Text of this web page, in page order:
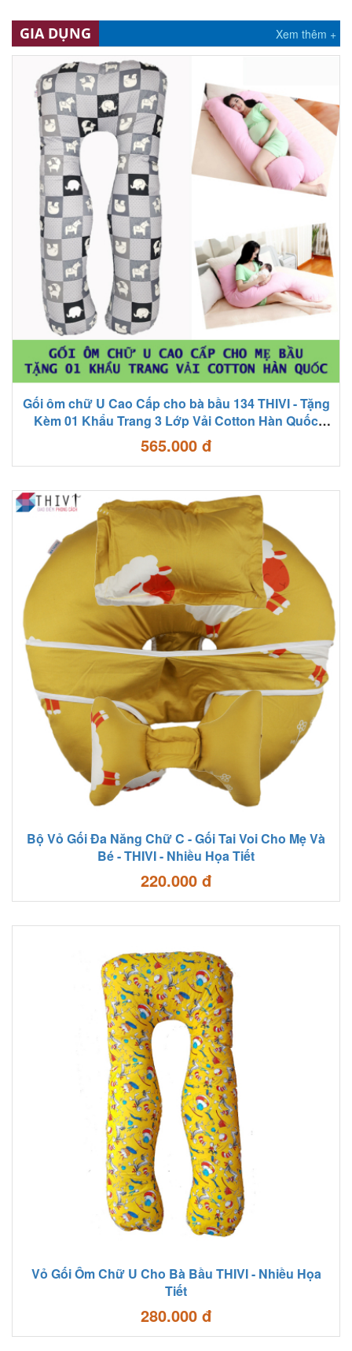
GIA DỤNG Xem thêm +
Gối ôm chữ U Cao Cấp cho bà bầu 134 THIVI - Tặng
Kèm 01 Khẩu Trang 3 Lớp Vải Cotton Hàn Quốc
Chống Bụi Bẩn, Vi Khuẩn
565.000 đ
Bộ Vỏ Gối Đa Năng Chữ C - Gối Tai Voi Cho Mẹ Và
Bé - THIVI - Nhiều Họa Tiết
220.000 đ
Vỏ Gối Ôm Chữ U Cho Bà Bầu THIVI - Nhiều Họa
Tiết
280.000 đ